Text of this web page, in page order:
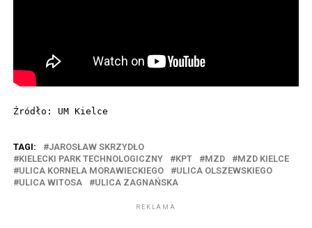
Źródło: UM Kielce
TAGI:
JAROSŁAW SKRZYDŁO
KIELECKI PARK TECHNOLOGICZNY
KPT MZD
MZD KIELCE
ULICA KORNELA MORAWIECKIEGO
ULICA OLSZEWSKIEGO
ULICA WITOSA
ULICA ZAGNAŃSKA
REKLAMA